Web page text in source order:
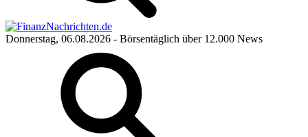
Donnerstag, 06.08.2026 - Börsentäglich über 12.000 News